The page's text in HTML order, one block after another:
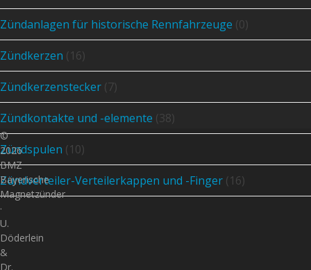
Zündanlagen für historische Rennfahrzeuge (0)
Zündkerzen (16)
Zündkerzenstecker (7)
Zündkontakte und -elemente (38)
Zündspulen (10)
Zündverteiler-Verteilerkappen und -Finger (16)
©
2026
BMZ
Bayerische
Magnetzünder
·
U.
Döderlein
&
Dr.